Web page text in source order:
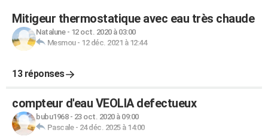
Mitigeur thermostatique avec eau très chaude
Natalune- 12 oct. 2020 à 03:00
Mesmou- 12 déc. 2021 à 12:44
13 réponses
compteur d'eau VEOLIA defectueux
bubu1968- 23 oct. 2020 à 09:00
Pascale- 24 déc. 2025 à 14:00